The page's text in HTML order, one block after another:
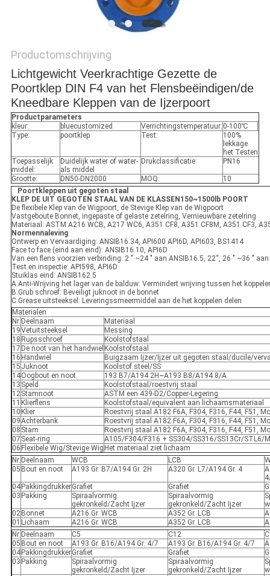
Productomschrijving
Lichtgewicht Veerkrachtige Gezette de
Poortklep DIN F4 van het Flensbeëindigen/de
Kneedbare Kleppen van de Ijzerpoort
Productparameters
kleur:
bluecustomized Verrichtingstemperatuur: 0-100℃
Type:
poortklep Test:
100%
lekkage
het Testen
Toepasselijk
middel:
Duidelijk water of water-
als middel
Drukclassificatie: PN16
Grootte: DN50-DN2000 MOQ:
10
Poortkleppen uit gegoten staal
KLEP DE UIT GEGOTEN STAAL VAN DE KLASSEN150~1500lb POORT
De flexibele Klep van de Wigpoort, de Stevige Klep van de Wigpoort
Vastgeboute Bonnet, ingepaste of gelaste zetelring, Vernieuwbare zetelring
Materiaal: ASTM A216 WCB, A217 WC6, A351 CF8, A351 CF8M, A351 CF3,
Normennaleving
Ontwerp en Vervaardiging: ANSIB16.34, API600 API6D, API603, BS1414
Face to face (eind aan eind): ANSIB16.10, API6D
Van een flens voorzien verbinding: 2 " ~24 " aan ANSIB16.5, 22“, 26 " ~36 "
Test en inspectie: API598, API6D
Stuiklas eind: ANSIB162.5
A.Anti-Wrijving het lager van de balduw: Vermindert wrijving tussen het
B.Grub schroef: Beveiligt juknoot in de bonnet
C.Grease uitsteeksel: Leveringssmeermiddel aan de het koppelen delen
Materialen
Nr. Deelnaam
Materiaal
19Vetuitsteeksel
Messing
18 Rupsschroef
Koolstofstaal
17 De noot van het handwiel Koolstofstaal
16 Handwiel
Buigzaam Ijzer/Ijzer uit gegoten staal/ducile/
15 Juknoot
Koolstof steel/SS
14Oogbout en noot
193 B7/A194 2H~A193 B8/A194 8/A
13 Speld
Koolstofstaal/roestvrij staal
12Stamnoot
ASTM een 439-D2/Copper-Legering
11 Klierflens
Koolstofstaal/equivalent aan lichaamsmateriaal
10 Klier
Roestvrij staal A182 F6A, F304, F316, F44, F51,
09Achterbank
Roestvrij staal A182 F6A, F304, F316, F44, F51,
08 Stam
Roestvrij staal A182 F6A, F304, F316, F44, F51,
07 Seat-ring
A105/F304/F316 + SS304/SS316/SS13Cr/STL6/
06 Flexibele Wig/Stevige Wig Het materiaal ziet lichaam
Nr. Deelnaam WCB LCB
05 Bout en noot A193 Gr. B7/A194 Gr. 2H A320 Gr. L7/A194 Gr. 4
04 PakkingdrukkerGrafiet Grafiet
03 Pakking
Spiraalvormig
gekronkeld/Zacht Ijzer
Spiraalvormig
gekronkeld/Zacht Ijzer
02 Bonnet A216 Gr. WCB A352 Gr. LCB
01 Lichaam A216 Gr. WCB A352 Gr. LCB
Nr. Deelnaam C5 C12
05 Bout en noot A193 Gr. B16/A194 Gr. 4/7 A193 Gr. B16/A194 Gr. 4/7
04 PakkingdrukkerGrafiet Grafiet
03 Pakking
Spiraalvormig
gekronkeld/Zacht Ijzer
Spiraalvormig
gekronkeld/Zacht Ijzer